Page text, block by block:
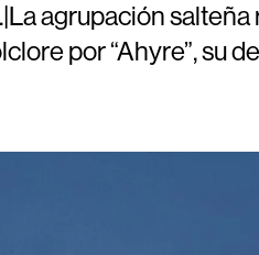
agrupación
por “Ahyre”, su